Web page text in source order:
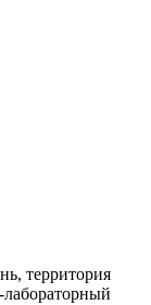
территория